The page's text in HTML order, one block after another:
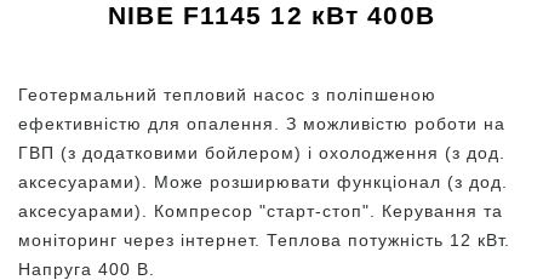
NIBE F1145 12 кВт 400В
Геотермальний тепловий насос з поліпшеною
ефективністю для опалення. З можливістю роботи на
ГВП (з додатковими бойлером) і охолодження (з дод.
аксесуарами). Може розширювати функціонал (з дод.
аксесуарами). Компресор "старт-стоп". Керування та
моніторинг через інтернет. Теплова потужність 12 кВт.
Напруга 400 В.